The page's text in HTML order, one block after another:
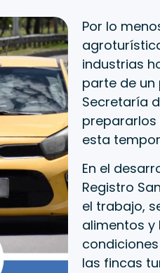
Por lo
industrias
parte de
Secretaría
prepararlos
esta
En el
Registro
el trabajo,
alimentos y
las fincas